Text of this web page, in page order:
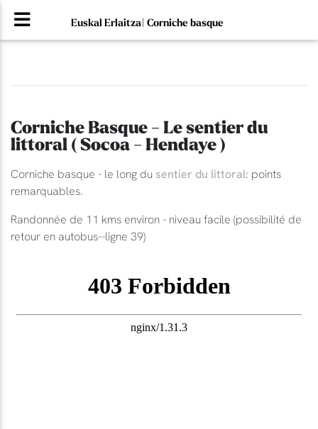
Euskal Erlaitza| Corniche basque
Corniche Basque - Le sentier du
littoral ( Socoa - Hendaye )
Corniche basque - le long du sentier du littoral: points
remarquables.
Randonnée de 11 kms environ - niveau facile (possibilité de
retour en autobus--ligne 39)